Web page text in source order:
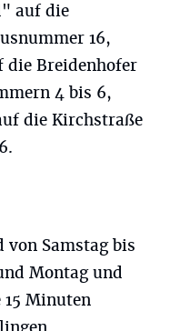
auf die
16,
Breidenhofer
4 bis 6,
die Kirchstraße
von Samstag bis
Montag und
15 Minuten